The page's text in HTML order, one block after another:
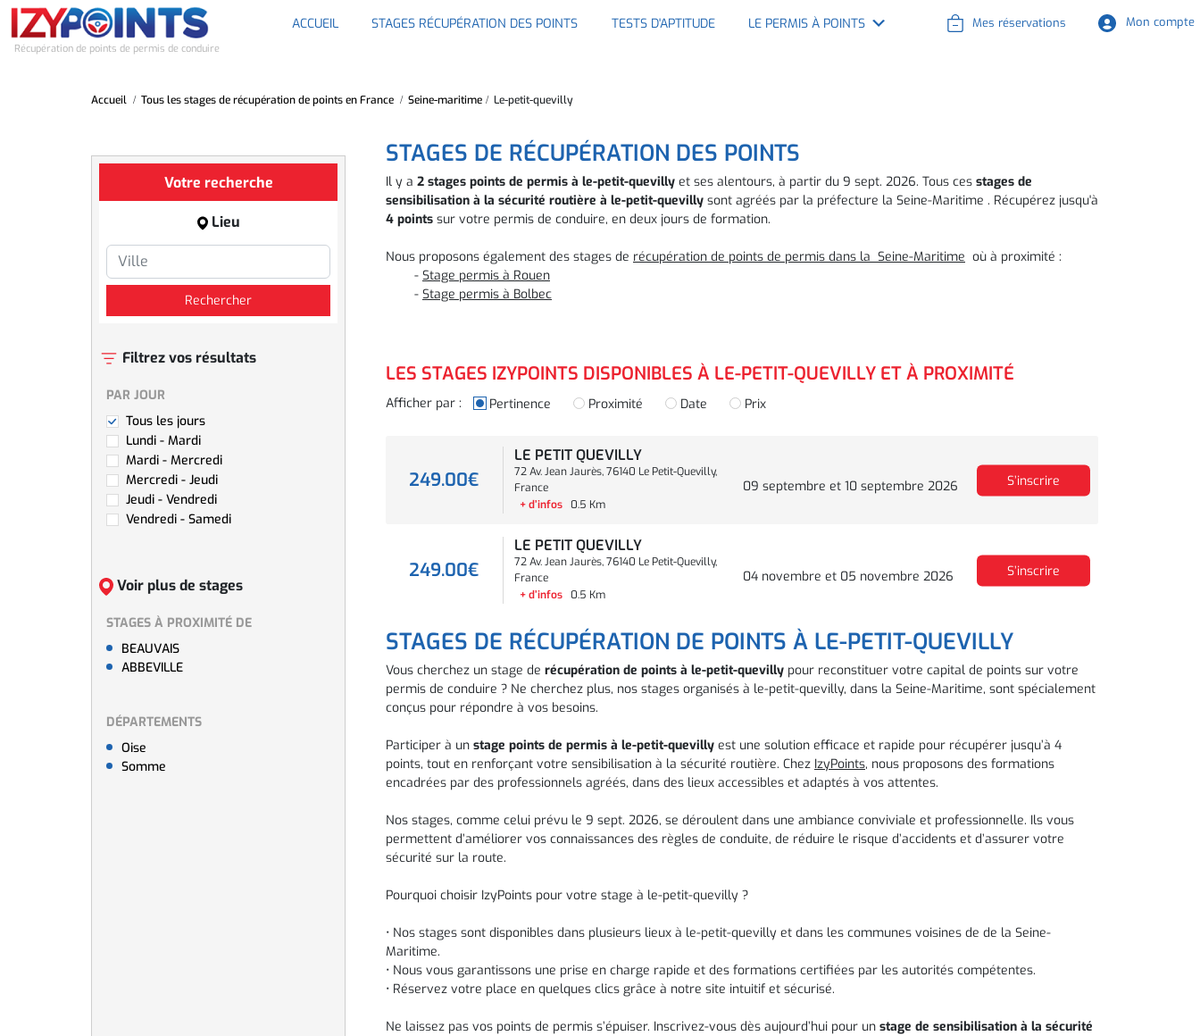
Récupération de points de permis de conduire
ACCUEIL STAGES RÉCUPÉRATION DES POINTS TESTS D'APTITUDE LE PERMIS À POINTS Mes réservations Mon compte
Accueil Tous les stages de récupération de points en France Seine-maritime Le-petit-quevilly
Votre recherche
Lieu
Rechercher
Filtrez vos résultats
PAR JOUR
Tous les jours
Lundi - Mardi
Mardi - Mercredi
Mercredi - Jeudi
Jeudi - Vendredi
Vendredi - Samedi
Voir plus de stages
STAGES À PROXIMITÉ DE
BEAUVAIS
ABBEVILLE
DÉPARTEMENTS
Oise
Somme
STAGES DE RÉCUPÉRATION DES POINTS
Il y a 2 stages points de permis à le-petit-quevilly et ses alentours, à partir du 9 sept. 2026. Tous ces stages de
sensibilisation à la sécurité routière à le-petit-quevilly sont agréés par la préfecture la Seine-Maritime . Récupérez jusqu'à
4 points sur votre permis de conduire, en deux jours de formation.
Nous proposons également des stages de récupération de points de permis dans la Seine-Maritime où à proximité :
- Stage permis à Rouen
- Stage permis à Bolbec
LES STAGES IZYPOINTS DISPONIBLES À LE-PETIT-QUEVILLY ET À PROXIMITÉ
Afficher par : Pertinence Proximité Date Prix
249.00€
LE PETIT QUEVILLY
72 Av. Jean Jaurès, 76140 Le Petit-Quevilly,
France
+ d’infos
0.5 Km
09 septembre et 10 septembre 2026 S’inscrire
249.00€
LE PETIT QUEVILLY
72 Av. Jean Jaurès, 76140 Le Petit-Quevilly,
France
+ d’infos
0.5 Km
04 novembre et 05 novembre 2026 S’inscrire
STAGES DE RÉCUPÉRATION DE POINTS À LE-PETIT-QUEVILLY
Vous cherchez un stage de récupération de points à le-petit-quevilly pour reconstituer votre capital de points sur votre
permis de conduire ? Ne cherchez plus, nos stages organisés à le-petit-quevilly, dans la Seine-Maritime, sont spécialement
conçus pour répondre à vos besoins.
Participer à un stage points de permis à le-petit-quevilly est une solution efficace et rapide pour récupérer jusqu’à 4
points, tout en renforçant votre sensibilisation à la sécurité routière. Chez IzyPoints, nous proposons des formations
encadrées par des professionnels agréés, dans des lieux accessibles et adaptés à vos attentes.
Nos stages, comme celui prévu le 9 sept. 2026, se déroulent dans une ambiance conviviale et professionnelle. Ils vous
permettent d’améliorer vos connaissances des règles de conduite, de réduire le risque d’accidents et d’assurer votre
sécurité sur la route.
Pourquoi choisir IzyPoints pour votre stage à le-petit-quevilly ?
• Nos stages sont disponibles dans plusieurs lieux à le-petit-quevilly et dans les communes voisines de de la Seine-
Maritime.
• Nous vous garantissons une prise en charge rapide et des formations certifiées par les autorités compétentes.
• Réservez votre place en quelques clics grâce à notre site intuitif et sécurisé.
Ne laissez pas vos points de permis s’épuiser. Inscrivez-vous dès aujourd’hui pour un stage de sensibilisation à la sécurité